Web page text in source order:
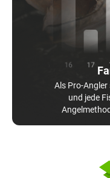
Als Pro-
und jede